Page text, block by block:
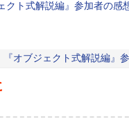
クト式解説編』参加者の感
『オブジェクト式解説編』